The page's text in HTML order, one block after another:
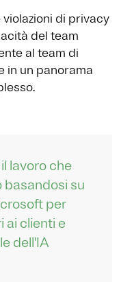
di privacy
del team
al team di
in un panorama
lavoro che
basandosi su
per
ai clienti e
dell'IA